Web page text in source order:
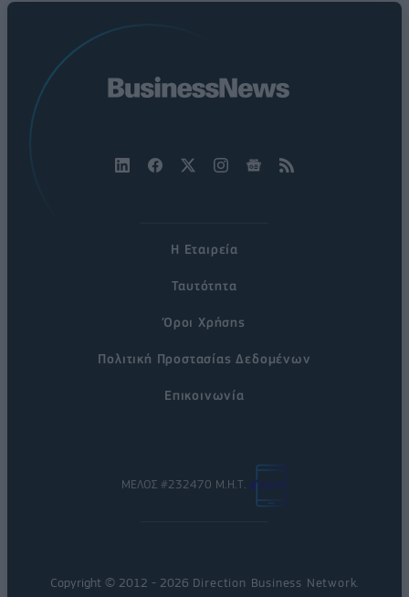
Η Εταιρεία
Ταυτότητα
Όροι Χρήσης
Πολιτική Προστασίας Δεδομένων
Επικοινωνία
ΜΕΛΟΣ #232470 Μ.Η.Τ.
Copyright © 2012 - 2026 Direction Business Network